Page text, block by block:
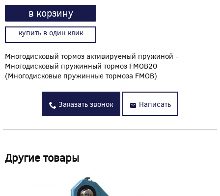
в корзину
купить в один клик
Многодисковый тормоз активируемый пружиной -
Многодисковый пружинный тормоз FMOB20
(Многодисковые пружинные тормоза FMOB)
Заказать звонок Написать
Другие товары